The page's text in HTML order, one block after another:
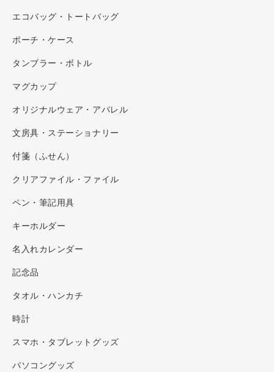
エコバッグ・トートバッグ
ポーチ・ケース
タンブラー・ボトル
マグカップ
オリジナルウェア・アパレル
文房具・ステーショナリー
付箋（ふせん）
クリアファイル・ファイル
ペン・筆記用具
キーホルダー
名入れカレンダー
記念品
タオル・ハンカチ
時計
スマホ・タブレットグッズ
パソコングッズ